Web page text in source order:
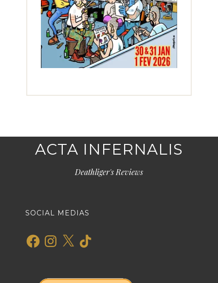
ACTA INFERNALIS
Deathliger's Reviews
SOCIAL MEDIAS
FacebookInstagram
X TikTok